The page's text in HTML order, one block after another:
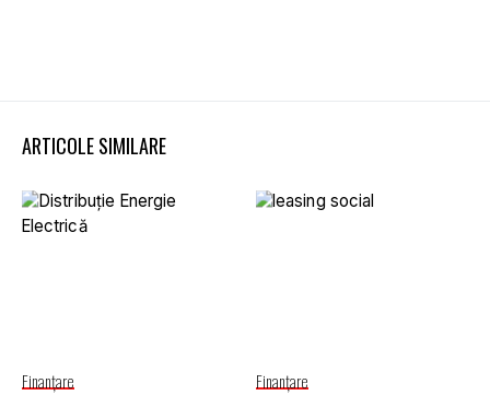
ARTICOLE SIMILARE
Finanţare Finanţare